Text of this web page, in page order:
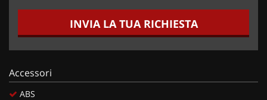
INVIA LA TUA RICHIESTA
Accessori
ABS